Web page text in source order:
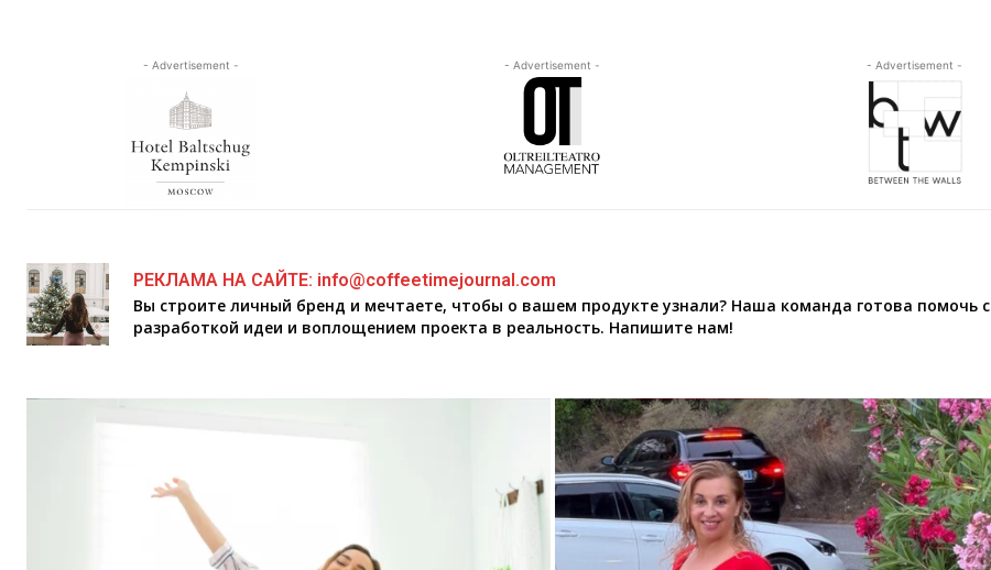
- Advertisement - - Advertisement - - Advertisement -
РЕКЛАМА НА САЙТЕ: info@coffeetimejournal.com
Вы строите личный бренд и мечтаете, чтобы о вашем продукте узнали? Наша команда готова помочь с
разработкой идеи и воплощением проекта в реальность. Напишите нам!